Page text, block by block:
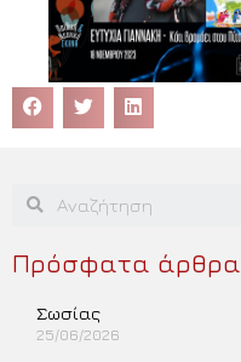
Πρόσφατα άρθρα
Σωσίας
25/06/2026